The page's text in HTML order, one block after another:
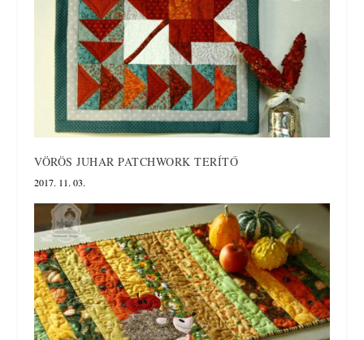
VÖRÖS JUHAR PATCHWORK TERÍTŐ
2017. 11. 03.